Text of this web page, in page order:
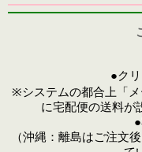
●ク
※システムの都合上「
に宅配便の送料が
（沖縄：離島はご注文